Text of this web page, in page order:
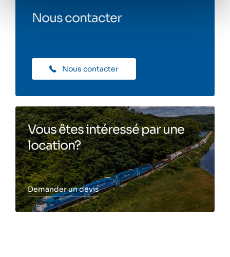
Nous contacter
Nous contacter
Vous êtes intéressé par une
location?
Demander un devis